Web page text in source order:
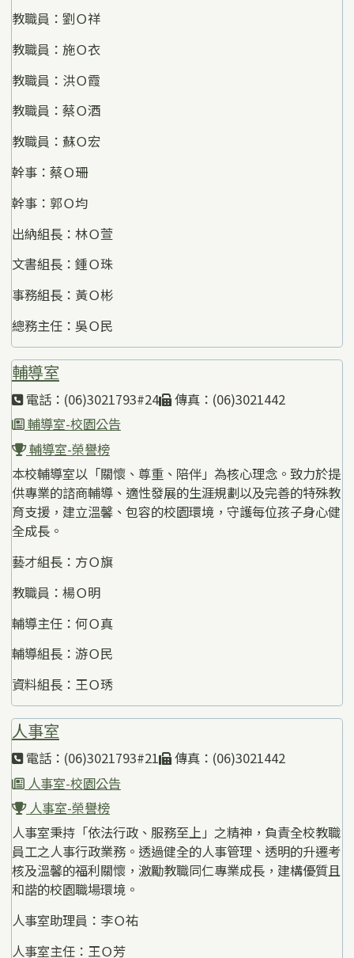
教職員：劉Ｏ祥
教職員：施Ｏ衣
教職員：洪Ｏ霞
教職員：蔡Ｏ酒
教職員：蘇Ｏ宏
幹事：蔡Ｏ珊
幹事：郭Ｏ均
出納組長：林Ｏ萱
文書組長：鍾Ｏ珠
事務組長：黃Ｏ彬
總務主任：吳Ｏ民
輔導室
電話：(06)3021793#24
傳真：(06)3021442
輔導室-校園公告
輔導室-榮譽榜
本校輔導室以「關懷、尊重、陪伴」為核心理念。致力於提
供專業的諮商輔導、適性發展的生涯規劃以及完善的特殊教
育支援，建立溫馨、包容的校園環境，守護每位孩子身心健
全成長。
藝才組長：方Ｏ旗
教職員：楊Ｏ明
輔導主任：何Ｏ真
輔導組長：游Ｏ民
資料組長：王Ｏ琇
人事室
電話：(06)3021793#21
傳真：(06)3021442
人事室-校園公告
人事室-榮譽榜
人事室秉持「依法行政、服務至上」之精神，負責全校教職
員工之人事行政業務。透過健全的人事管理、透明的升遷考
核及溫馨的福利關懷，激勵教職同仁專業成長，建構優質且
和諧的校園職場環境。
人事室助理員：李Ｏ祐
人事室主任：王Ｏ芳